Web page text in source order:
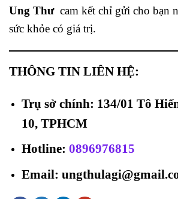
Ung Thư cam kết chỉ gửi cho bạn
sức khỏe có giá trị.
THÔNG TIN LIÊN HỆ:
Trụ sở chính: 134/01 Tô
10, TPHCM
Hotline: 0896976815
Email: